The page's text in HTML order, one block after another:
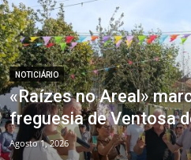
NOTICIÁRIO
«Raízes no Areal»
freguesia de Ventosa
Agosto 1, 2026